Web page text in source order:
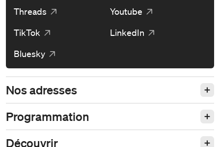
Threads
Youtube
TikTok
LinkedIn
Bluesky
Nos adresses
Programmation
Découvrir